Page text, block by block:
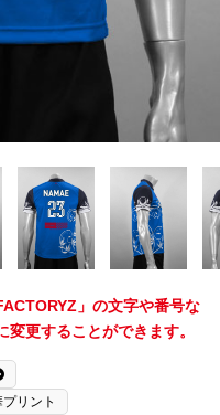
」の文字や番号な
更することができます。
リント